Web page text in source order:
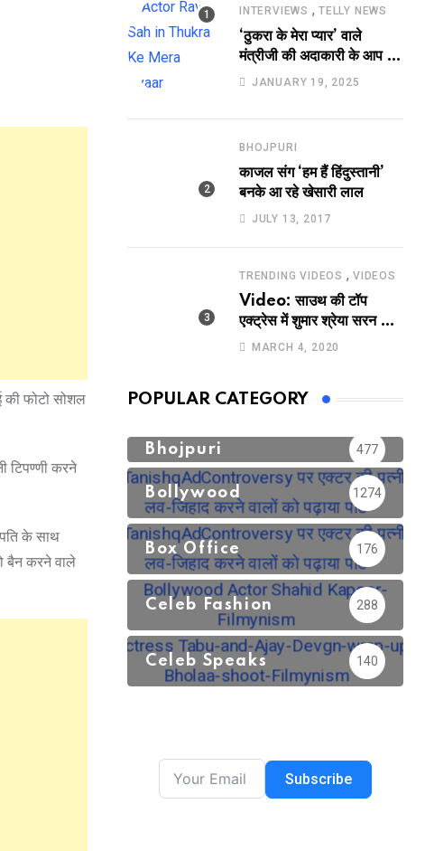
की फोटो सोशल
टिपण्णी करने
के साथ
बैन करने वाले
INTERVIEWS , TELLY NEWS
‘ठुकरा के मेरा प्यार’ वाले
मंत्रीजी की अदाकारी के आप भी
हो जाएंगे फैन, यकीं न हो तो
भूमिका
JANUARY 19, 2025
BHOJPURI
काजल संग ‘हम हैं हिंदुस्तानी’
बनके आ रहे खेसारी लाल
JULY 13, 2017
TRENDING VIDEOS , VIDEOS
Video: साउथ की टॉप
एक्ट्रेस में शुमार श्रेया सरन का
सेक्सी लिपलॉक
MARCH 4, 2020
POPULAR CATEGORY
Bhojpuri 477
Bollywood 1274
Box Office 176
Celeb Fashion 288
Celeb Speaks 140
Subscribe